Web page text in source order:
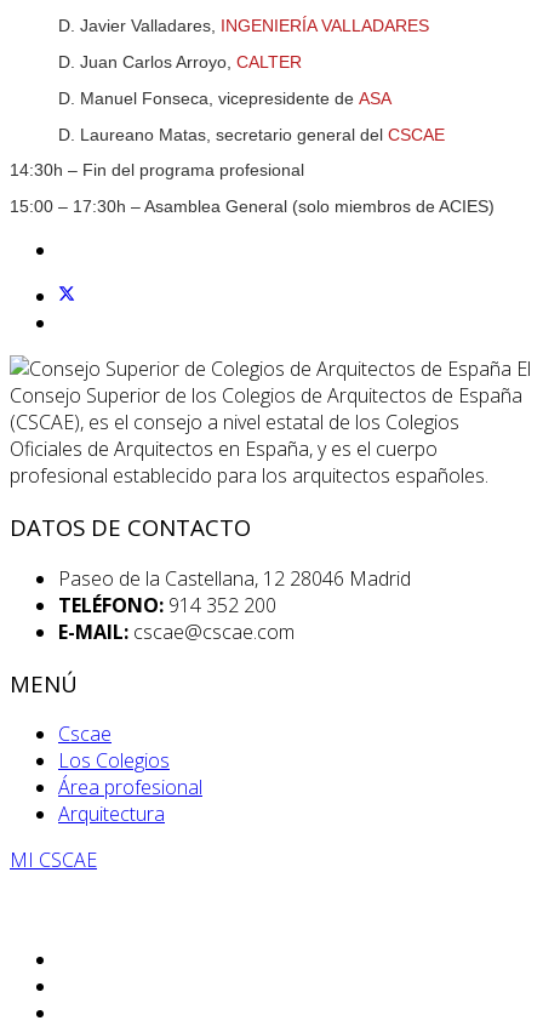
D. Javier Valladares, INGENIERÍA VALLADARES
D. Juan Carlos Arroyo, CALTER
D. Manuel Fonseca, vicepresidente de ASA
D. Laureano Matas, secretario general del CSCAE
14:30h – Fin del programa profesional
15:00 – 17:30h – Asamblea General (solo miembros de ACIES)
El
Consejo Superior de los Colegios de Arquitectos de España
(CSCAE), es el consejo a nivel estatal de los Colegios
Oficiales de Arquitectos en España, y es el cuerpo
profesional establecido para los arquitectos españoles.
DATOS DE CONTACTO
Paseo de la Castellana, 12 28046 Madrid
TELÉFONO: 914 352 200
E-MAIL: cscae@cscae.com
MENÚ
Cscae
Los Colegios
Área profesional
Arquitectura
MI CSCAE